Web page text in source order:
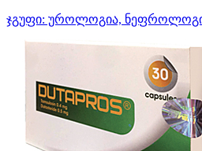
ჯგუფი: უროლოგია,